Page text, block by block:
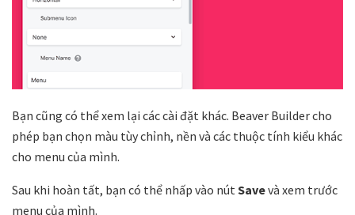
Bạn cũng có thể xem lại các cài đặt khác. Beaver Builder cho
phép bạn chọn màu tùy chỉnh, nền và các thuộc tính kiểu khác
cho menu của mình.
Sau khi hoàn tất, bạn có thể nhấp vào nút Savevà xem trước
menu của mình.